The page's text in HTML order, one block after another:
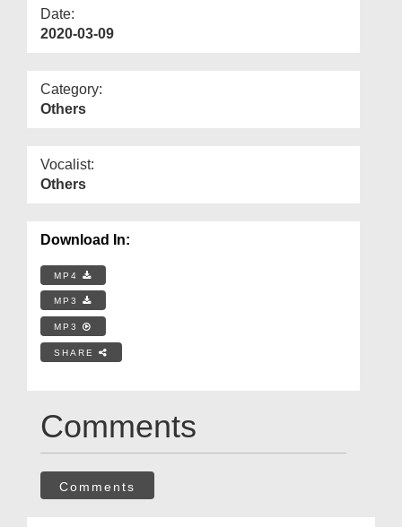
Date:
2020-03-09
Category:
Others
Vocalist:
Others
Download In:
MP4
MP3
MP3
SHARE
Comments
Comments